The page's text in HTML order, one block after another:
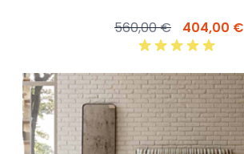
560,00 € 404,00 €